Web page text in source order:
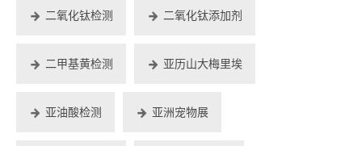
二氧化钛检测 二氧化钛添加剂
二甲基黄检测 亚历山大梅里埃
亚油酸检测 亚洲宠物展